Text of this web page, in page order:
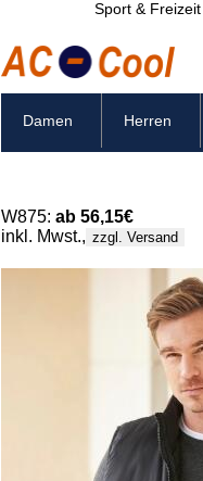
Sport &
Damen Herren
W875: ab 56,15€
inkl. Mwst., zzgl. Versand